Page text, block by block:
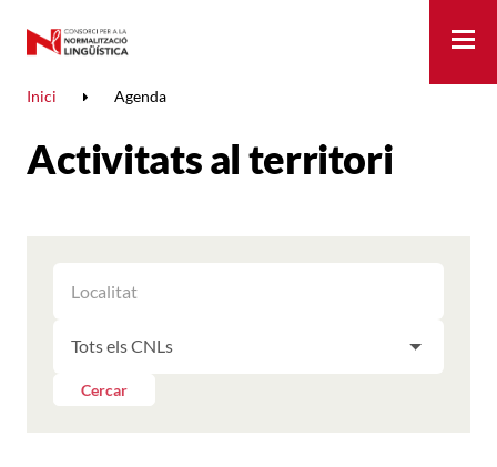
Inici Agenda
Activitats al territori
ELS
RESULTATS
LES
PER
LES
Cercar